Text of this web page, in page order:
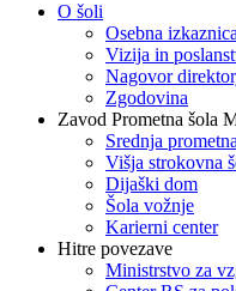
O šoli
Osebna izkaznica
Vizija in
Nagovor
Zgodovina
Zavod Prometna šola
Srednja
Višja strokovna
Dijaški dom
Šola vožnje
Karierni center
Hitre povezave
Ministrstvo za